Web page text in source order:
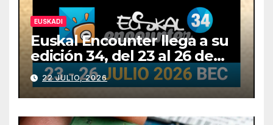
EUSKADI
Euskal Encounter llega a su
edición 34, del 23 al 26 de
julio
22 JULIO, 2026